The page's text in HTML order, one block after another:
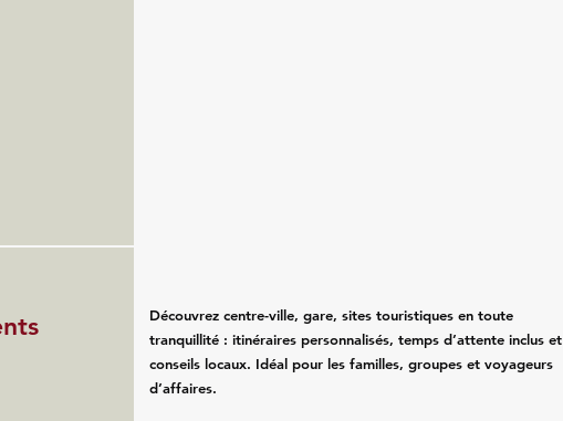
Découvrez centre-ville, gare, sites touristiques en toute
tranquillité : itinéraires personnalisés, temps d’attente inclus et
conseils locaux. Idéal pour les familles, groupes et voyageurs
d’affaires.